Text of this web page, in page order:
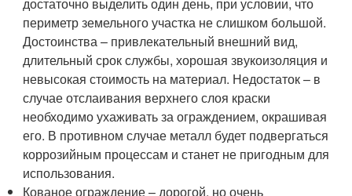
периметр земельного участка не слишком большой.
Достоинства – привлекательный внешний вид,
длительный срок службы, хорошая звукоизоляция и
невысокая стоимость на материал. Недостаток – в
случае отслаивания верхнего слоя краски
необходимо ухаживать за ограждением, окрашивая
его. В противном случае металл будет подвергаться
коррозийным процессам и станет не пригодным для
использования.
Кованое ограждение – дорогой, но очень